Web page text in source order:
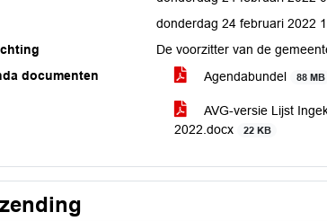
donderdag 24 februari 2022
De voorzitter van de
documenten
Agendabundel 88 MB
AVG-versie Lijst
2022.docx
22 KB